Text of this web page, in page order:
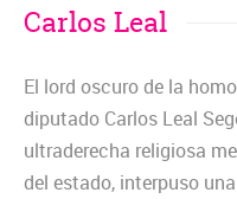
Carlos Leal
El lord oscuro de la
diputado Carlos Leal
ultraderecha religiosa
del estado, interpuso